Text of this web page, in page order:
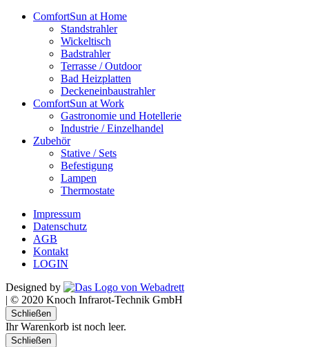
ComfortSun at Home
Standstrahler
Wickeltisch
Badstrahler
Terrasse / Outdoor
Bad Heizplatten
Deckeneinbaustrahler
ComfortSun at Work
Gastronomie und Hotellerie
Industrie / Einzelhandel
Zubehör
Stative / Sets
Befestigung
Lampen
Thermostate
Impressum
Datenschutz
AGB
Kontakt
LOGIN
Designed by
| © 2020 Knoch Infrarot-Technik GmbH
Schließen
Ihr Warenkorb ist noch leer.
Schließen